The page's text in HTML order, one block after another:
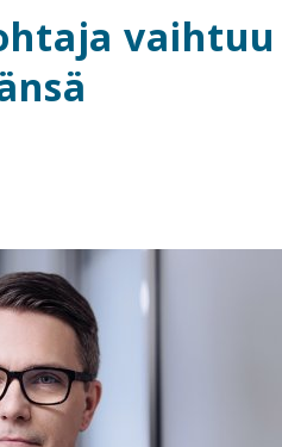
vaihtuu